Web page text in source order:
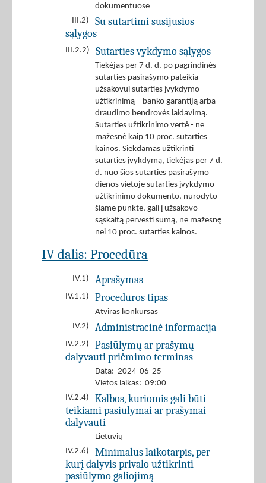
dokumentuose
III.2)
Su sutartimi susijusios
sąlygos
III.2.2) Sutarties vykdymo sąlygos
Tiekėjas per 7 d. d. po pagrindinės
sutarties pasirašymo pateikia
užsakovui sutarties įvykdymo
užtikrinimą – banko garantiją arba
draudimo bendrovės laidavimą.
Sutarties užtikrinimo vertė - ne
mažesnė kaip 10 proc. sutarties
kainos. Siekdamas užtikrinti
sutarties įvykdymą, tiekėjas per 7 d.
d. nuo šios sutarties pasirašymo
dienos vietoje sutarties įvykdymo
užtikrinimo dokumento, nurodyto
šiame punkte, gali į užsakovo
sąskaitą pervesti sumą, ne mažesnę
nei 10 proc. sutarties kainos.
IV dalis: Procedūra
IV.1) Aprašymas
IV.1.1) Procedūros tipas
Atviras konkursas
IV.2)
Administracinė informacija
IV.2.2)
Pasiūlymų ar prašymų
dalyvauti priėmimo terminas
Data: 2024-06-25
Vietos laikas: 09:00
IV.2.4)
Kalbos, kuriomis gali būti
teikiami pasiūlymai ar prašymai
dalyvauti
Lietuvių
IV.2.6)
Minimalus laikotarpis, per
kurį dalyvis privalo užtikrinti
pasiūlymo galiojimą